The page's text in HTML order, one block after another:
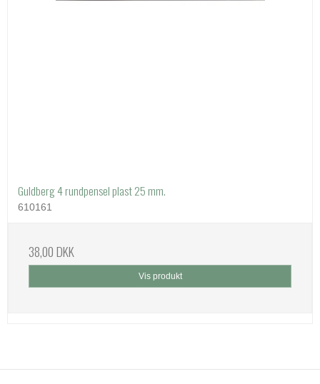
Guldberg 4 rundpensel plast 25 mm.
610161
38,00 DKK
Vis produkt